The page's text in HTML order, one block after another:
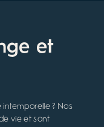
et
? Nos
vie et sont